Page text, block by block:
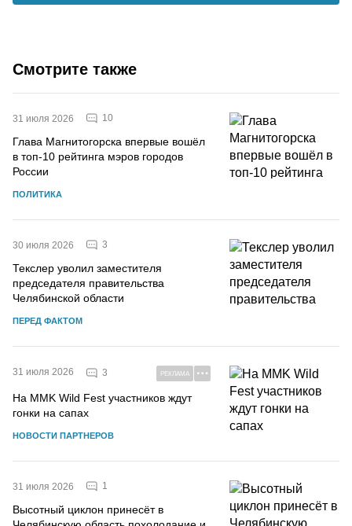
Смотрите также
31 июля 2026 10
Глава Магнитогорска впервые вошёл
в топ-10 рейтинга мэров городов
России
ПОЛИТИКА
30 июля 2026 3
Текслер уволил заместителя
председателя правительства
Челябинской области
ПЕРЕД ФАКТОМ
31 июля 2026 3 РЕКЛАМА
На MMK Wild Fest участников ждут
гонки на сапах
НОВОСТИ ПАРТНЕРОВ
31 июля 2026 1
Высотный циклон принесёт в